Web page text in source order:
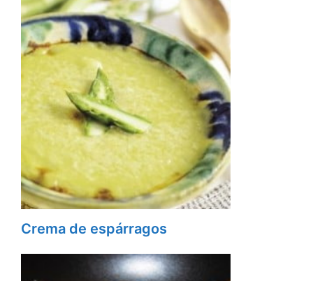
Crema de espárragos